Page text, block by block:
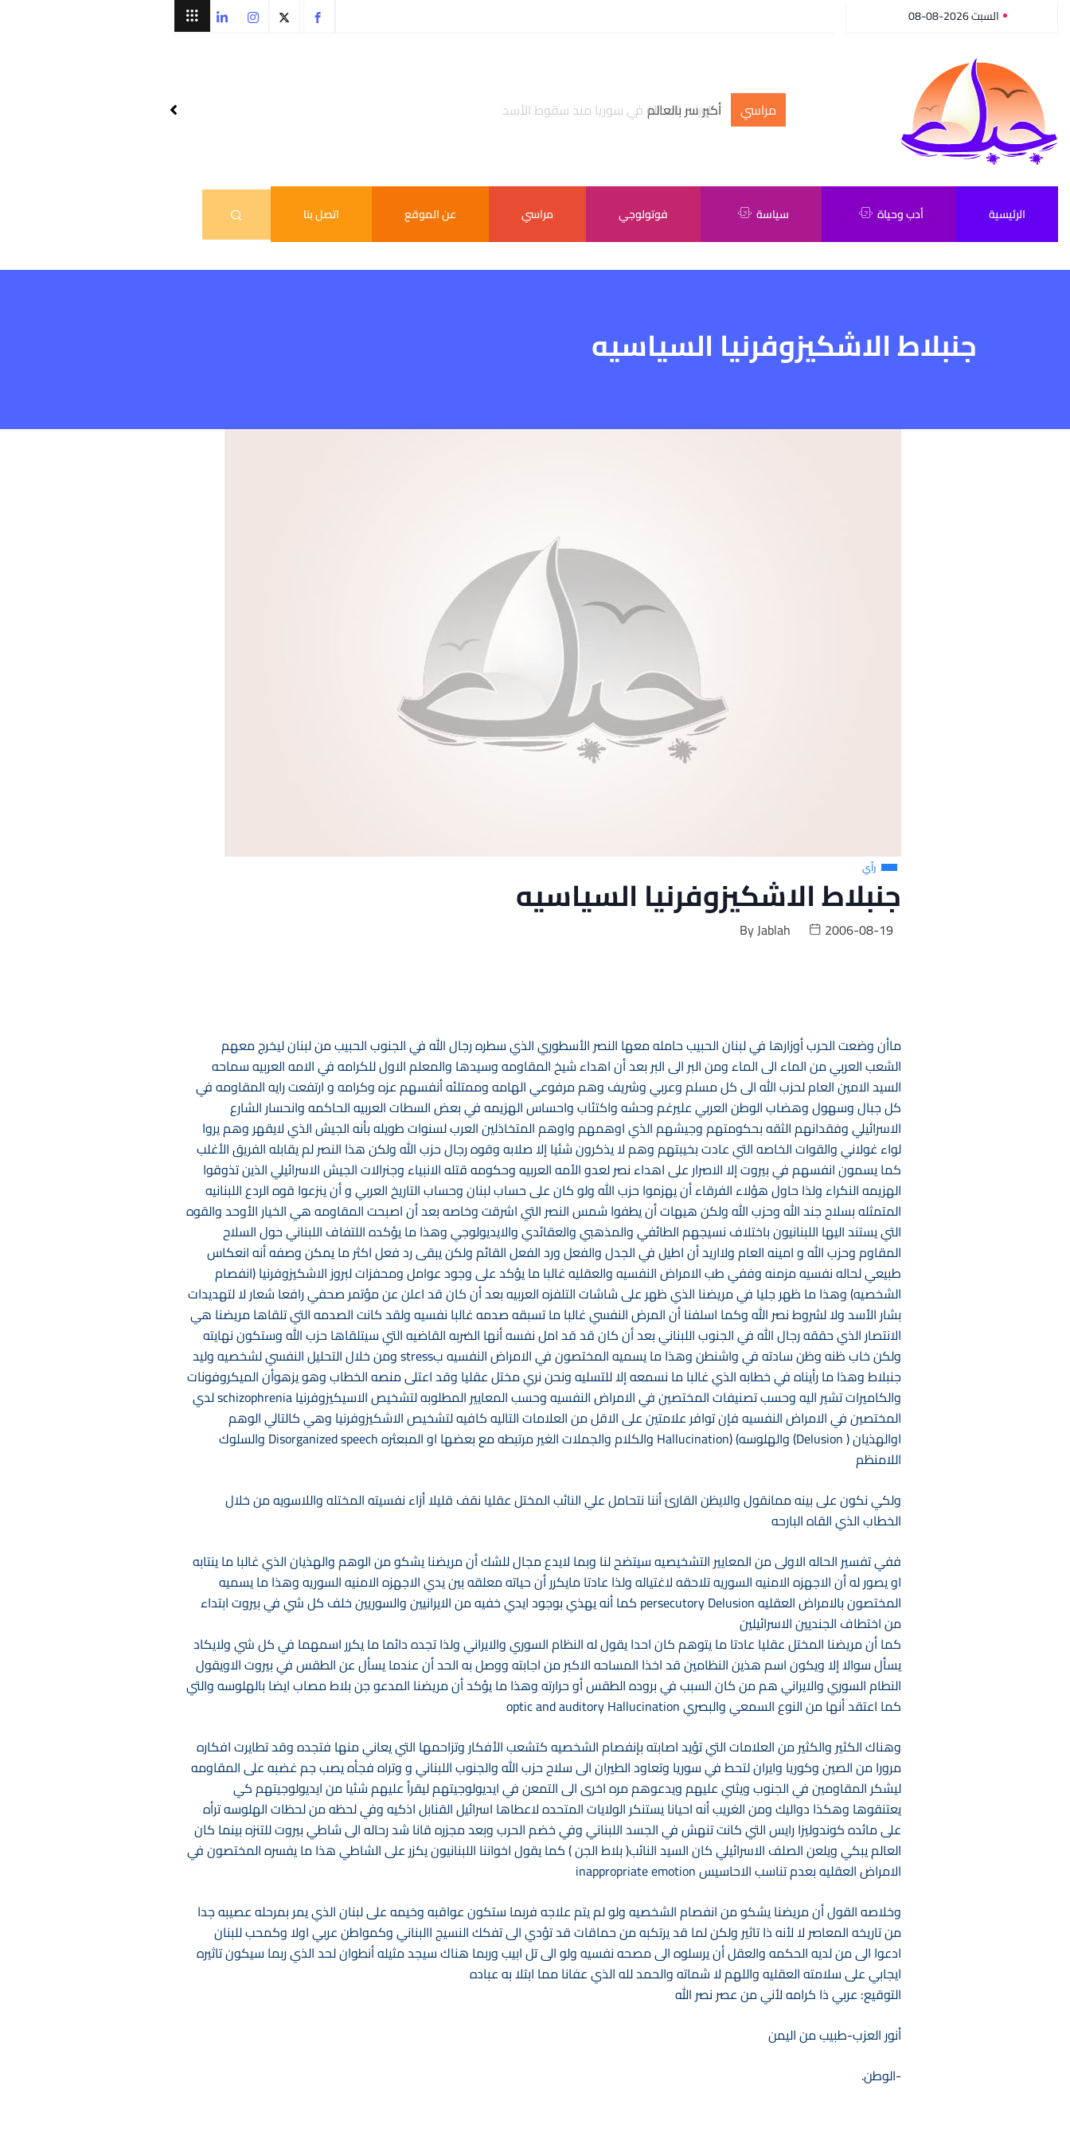
السبت 2026-08-08
مراسي أكبر سر بالعالم
الرئيسية أدب وحياة سياسة فوتولوجي مراسي عن الموقع اتصل بنا
جنبلاط الاشكيزوفرنيا السياسيه
رأي
جنبلاط الاشكيزوفرنيا السياسيه
ByJablah 2006-08-19
ماأن وضعت الحرب أوزارها في لبنان الحبيب حامله معها النصر الأسطوري الذي سطره رجال الله في الجنوب الحبيب من لبنان ليخرج معهم
الشعب العربي من الماء الى الماء ومن البر الى البر بعد أن اهداء شيخ المقاومه وسيدها والمعلم الاول للكرامه في الامه العربيه سماحه
السيد الامين العام لحزب الله الى كل مسلم وعربي وشريف وهم مرفوعي الهامه وممتلئه أنفسهم عزه وكرامه و ارتفعت رايه المقاومه في
كل جبال وسهول وهضاب الوطن العربي عليرغم وحشه واكتئاب واحساس الهزيمه في بعض السطات العربيه الحاكمه وانحسار الشارع
الاسرائيلي وفقدانهم الثقه بحكومتهم وجيشهم الذي اوهمهم واوهم المتخاذلين العرب لسنوات طويله بأنه الجيش الذي لايقهر وهم يروا
لواء غولاني والقوات الخاصه التي عادت بخيبتهم وهم لا يذكرون شئيا إلا صلابه وقوه رجال حزب الله ولكن هذا النصر لم يقابله الفريق الأغلب
كما يسمون انفسهم في بيروت إلا الاصرار على اهداء نصر لعدو الأمه العربيه وحكومه قتله الانبياء وجنرالات الجيش الاسرائيلي الذين تذوقوا
الهزيمه النكراء ولذا حاول هؤلاء الفرقاء أن يهزموا حزب الله ولو كان على حساب لبنان وحساب التاريخ العربي و أن ينزعوا قوه الردع اللبنانيه
المتمثله بسلاح جند الله وحزب الله ولكن هيهات أن يطفوا شمس النصر التي اشرقت وخاصه بعد أن اصبحت المقاومه هي الخيار الأوحد والقوه
التي يستند اليها اللبنانيون باختلاف نسيجهم الطائفي والمذهبي والعقائدي والايديولوجي وهذا ما يؤكده اللتفاف اللبناني حول السلاح
المقاوم وحزب الله و امينه العام ولااريد أن اطيل في الجدل والفعل ورد الفعل القائم ولكن يبقى رد فعل اكثر ما يمكن وصفه أنه انعكاس
طبيعي لحاله نفسيه مزمنه وففي طب الامراض النفسيه والعقليه غالبا ما يؤكد على وجود عوامل ومحفزات لبروز الاشكيزوفرنيا (انفصام
الشخصيه) وهذا ما ظهر جليا في مريضنا الذي ظهر على شاشات التلفزه العربيه بعد أن كان قد اعلن عن مؤتمر صحفي رافعا شعار لا لتهديدات
بشار الأسد ولا لشروط نصر الله وكما اسلفنا أن المرض النفسي غالبا ما تسبقه صدمه غالبا نفسيه ولقد كانت الصدمه التي تلقاها مريضنا هي
الانتصار الذي حققه رجال الله في الجنوب اللبناني بعد أن كان قد قد امل نفسه أنها الضربه القاضيه التي سيتلقاها حزب الله وستكون نهايته
ولكن خاب ظنه وظن سادته في واشنطن وهذا ما يسميه المختصون في الامراض النفسيه بstress ومن خلال التحليل النفسي لشخصيه وليد
جنبلاط وهذا ما رأيناه في خطابه الذي غالبا ما نسمعه إلا للتسليه ونحن نري مختل عقليا وقد اعتلى منصه الخطاب وهو يزهوأن الميكروفونات
والكاميرات تشير اليه وحسب تصنيفات المختصين في الامراض النفسيه وحسب المعايير المطلوبه لتشخيص الاسيكيزوفرنيا schizophrenia لدي
المختصين في الامراض النفسيه فإن توافر علامتين على الاقل من العلامات التاليه كافيه لتشخيص الاشكيزوفرنيا وهي كالتالي الوهم
اوالهذيان ( Delusion) والهلوسه) (Hallucination والكلام والجملات الغير مرتبطه مع بعضها او المبعثره Disorganized speech والسلوك
اللامنظم
ولكي نكون على بينه ممانقول والايظن القارئ أننا نتحامل علي النائب المختل عقليا نقف قليلا أزاء نفسيته المختله واللاسويه من خلال
الخطاب الذي القاه البارحه
ففي تفسير الحاله الاولى من المعايير التشخيصيه سيتضح لنا وبما لايدع مجال للشك أن مريضنا يشكو من الوهم والهذيان الذي غالبا ما ينتابه
او يصور له أن الاجهزه الامنيه السوريه تلاحقه لاغتياله ولذا عادتا مايكرر أن حياته معلقه بين يدي الاجهزه الامنيه السوريه وهذا ما يسميه
المختصون بالامراض العقليه persecutory Delusion كما أنه يهذي بوجود ايدي خفيه من الايرانيين والسوريين خلف كل شي في بيروت ابتداء
من اختطاف الجنديين الاسرائيلين
كما أن مريضنا المختل عقليا عادتا ما يتوهم كان احدا يقول له النظام السوري والايراني ولذا تجده دائما ما يكرر اسمهما في كل شي ولايكاد
يسأل سوالا إلا ويكون اسم هذين النظامين قد اخذا المساحه الاكبر من اجابته ووصل به الحد أن عندما يسأل عن الطقس في بيروت الاويقول
النطام السوري والايراني هم من كان السبب في بروده الطقس أو حرارته وهذا ما يؤكد أن مريضنا المدعو جن بلاط مصاب ايضا بالهلوسه والتي
كما اعتقد أنها من النوع السمعي والبصري optic and auditory Hallucination
وهناك الكثير والكثير من العلامات التي تؤيد اصابته بإنفصام الشخصيه كتشعب الأفكار وتزاحمها التي يعاني منها فتجده وقد تطايرت افكاره
مرورا من الصين وكوريا وايران لتحط في سوريا وتعاود الطيران الى سلاح حزب الله والجنوب اللبناني و وتراه فجأه يصب جم غضبه على المقاومه
ليشكر المقاومين في الجنوب ويثني عليهم ويدعوهم مره اخرى الى التمعن في ايديولوجيتهم ليقرأ عليهم شئيا من ايديولوجيتهم كي
يعتنقوها وهكذا دواليك ومن الغريب أنه احيانا يستنكر الولايات المتحده لاعطاها اسرائيل القنابل اذكيه وفي لحظه من لحظات الهلوسه ترأه
على مائده كوندوليزا رايس التي كانت تنهش في الجسد اللبناني وفي خضم الحرب وبعد مجزره قانا شد رحاله الى شاطي بيروت للتنزه بينما كان
العالم يبكي ويلعن الصلف الاسرائيلي كان السيد النائب( بلاط الجن ) كما يقول اخواننا اللبنانيون يكزر على الشاطي هذا ما يفسره المختصون في
الامراض العقليه بعدم تناسب الاحاسيس inappropriate emotion
وخلاصه القول أن مريضنا يشكو من انفصام الشخصيه ولو لم يتم علاجه فربما ستكون عواقبه وخيمه على لبنان الذي يمر بمرحله عصيبه جدا
من تاريخه المعاصر لا لأنه ذا تاثير ولكن لما قد يرتكبه من حماقات قد تؤدي الى تفكك النسيج االبناني وكمواطن عربي اولا وكمحب للبنان
ادعوا الى من لديه الحكمه والعقل أن يرسلوه الى مصحه نفسيه ولو الى تل ابيب وربما هناك سيجد مثيله أنطوان لحد الذي ربما سيكون تاثيره
ايجابي على سلامته العقليه واللهم لا شماته والحمد لله الذي عفانا مما ابتلا به عباده
التوقيع: عربي ذا كرامه لأني من عصر نصر الله
أنور العزب-طبيب من اليمن
-الوطن.